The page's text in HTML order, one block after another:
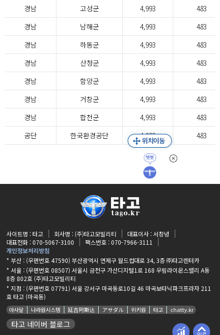
경남
고성군 4,993
483
경남
남해군 4,993
483
경남
하동군 4,993
483
경남
산청군 4,993
483
경남
함양군 4,993
483
경남
거창군 4,993
483
경남
합천군 4,993
483
공단
한국환경공단 4,993 483
사이트명 : 타고 회사명 : (주)타고모빌리티
대표이사 : 서창녕
대표전화 : 070-5067-3100
팩스번호 : 070-7966-3111
개인정보처리방침
* 부산 : (우편번호 47590) 부산광역시 연제구 월드컵대로 34, 3층 ㈜타고렌터카
* 서울 : (우편번호 08507) 서울시 금천구 가산디지털1로 168 우림라이온스밸리 A동
8층 802호 (주)타고모빌리티
* 지점 : (우편번호 07791) 서울 강서구 마곡동로10길 46 마곡보타닉파크프라자 211
호 타고 (마곡동)
아사달 나라원시스템 延吉阿斯达 アサダル 위키원 타고 chatty.kr
타고 네이버 블로그